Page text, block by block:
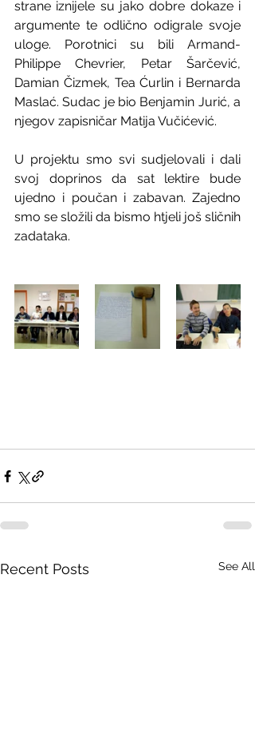
strane iznijele su jako dobre dokaze i
argumente te odlično odigrale svoje
uloge. Porotnici su bili Armand-
Philippe Chevrier, Petar Šarčević,
Damian Čizmek, Tea Ćurlin i Bernarda
Maslać. Sudac je bio Benjamin Jurić, a
njegov zapisničar Matija Vučićević.
U projektu smo svi sudjelovali i dali
svoj doprinos da sat lektire bude
ujedno i poučan i zabavan. Zajedno
smo se složili da bismo htjeli još sličnih
zadataka.
Recent Posts See All